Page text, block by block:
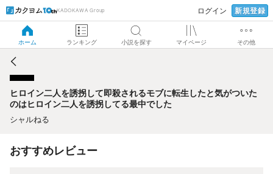
KADOKAWA Group ログイン 新規登録
ホーム ランキング 小説を探す マイページ その他
ヒロイン二人を誘拐して即殺されるモブに転生したと気がつ
いたのはヒロイン二人を誘拐してる最中でした
ヒロイン二人を誘拐して即殺されるモブに転生したと気がついた
のはヒロイン二人を誘拐してる最中でした
シャルねる
おすすめレビュー